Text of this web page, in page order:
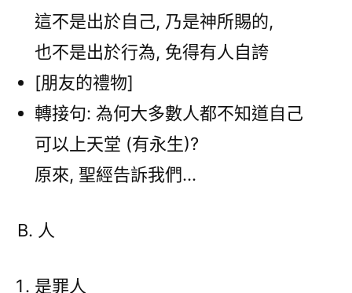
這不是出於自己, 乃是神所賜的,
也不是出於行為, 免得有人自誇
[朋友的禮物]
轉接句: 為何大多數人都不知道自己
可以上天堂 (有永生)?
原來, 聖經告訴我們…
B. 人
是罪人